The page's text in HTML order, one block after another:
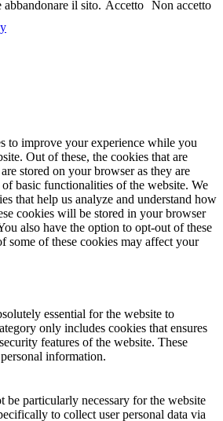
abbandonare il sito. Accetto Non accetto
to improve your experience while you
Out of these, the cookies that are
stored on your browser as they are
basic functionalities of the website. We
that help us analyze and understand how
cookies will be stored in your browser
also have the option to opt-out of these
some of these cookies may affect your
essential for the website to
only includes cookies that ensures
features of the website. These
information.
be particularly necessary for the website
to collect user personal data via